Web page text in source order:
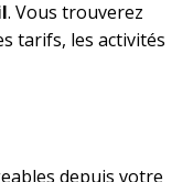
. Vous trouverez
tarifs, les activités
depuis votre